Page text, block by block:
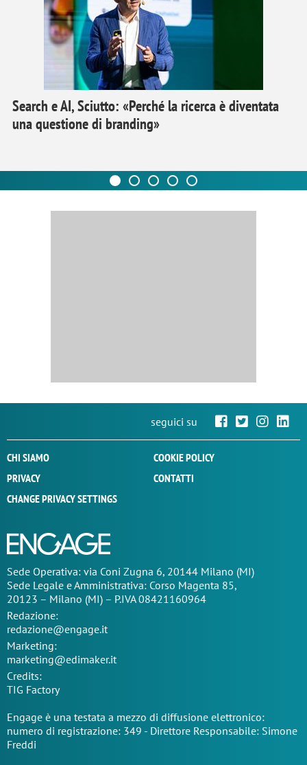
Search e AI, Sciutto: «Perché la ricerca è diventata
una questione di branding»
seguici su
CHI SIAMO
COOKIE POLICY
PRIVACY
CONTATTI
CHANGE PRIVACY SETTINGS
Sede Operativa: via Coni Zugna 6, 20144 Milano (MI)
Sede Legale e Amministrativa: Corso Magenta 85,
20123 – Milano (MI) – P.IVA 08421160964
Redazione:
redazione@engage.it
Marketing:
marketing@edimaker.it
Credits:
TIG Factory
Engage è una testata a mezzo di diffusione elettronico:
numero di registrazione: 349 - Direttore Responsabile: Simone
Freddi